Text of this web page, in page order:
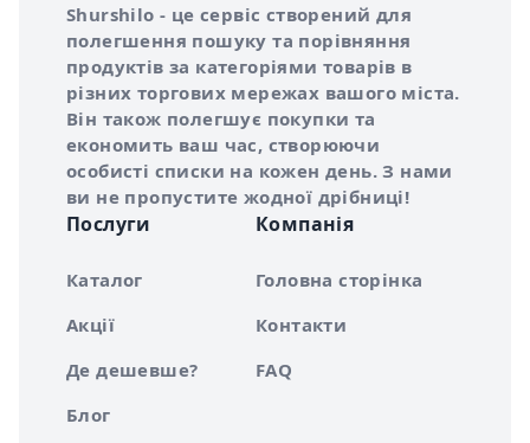
Про сервіс Shurshilo
Shurshilo - це сервіс створений для
полегшення пошуку та порівняння
продуктів за категоріями товарів в
різних торгових мережах вашого міста.
Він також полегшує покупки та
економить ваш час, створюючи
особисті списки на кожен день. З нами
ви не пропустите жодної дрібниці!
Послуги
Каталог
Акції
Де дешевше?
Блог
Компанія
Головна сторінка
Контакти
FAQ